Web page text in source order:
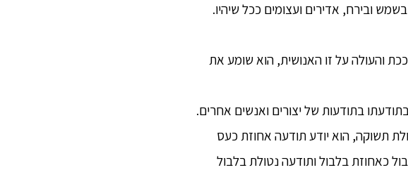
ובירח, אדירים ועצומים ככל שיהיו.
והעולה על זו האנושית, הוא שומע את
בתודעות של יצורים ואנשים אחרים.
תשוקה, הוא יודע תודעה אחוזת כעס
כאחוזת בלבול ותודעה נטולת בלבול